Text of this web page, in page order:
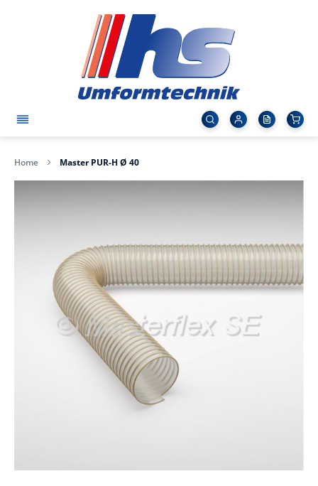
Home Master PUR-H Ø 40